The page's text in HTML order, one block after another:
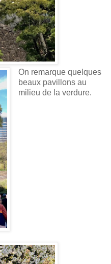
On remarque quelques
beaux pavillons au
milieu de la verdure.